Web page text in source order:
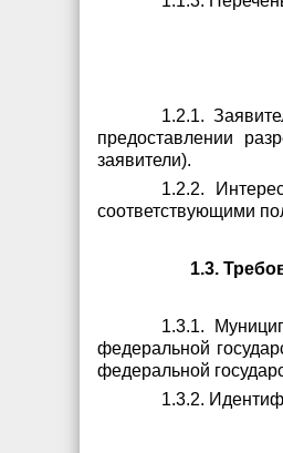
1.2.1.
предоставлении
заявители).
1.2.2.
соответствующими
1.3.
1.3.1.
федеральной
федеральной
1.3.2.